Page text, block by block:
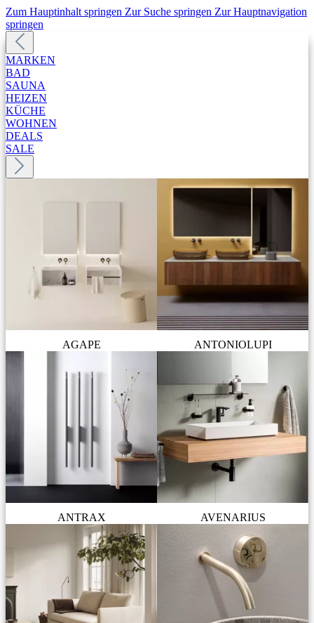
Zum Hauptinhalt springen Zur Suche springen Zur Hauptnavigation
springen
MARKEN
BAD
SAUNA
HEIZEN
KÜCHE
WOHNEN
DEALS
SALE
AGAPE ANTONIOLUPI
ANTRAX AVENARIUS